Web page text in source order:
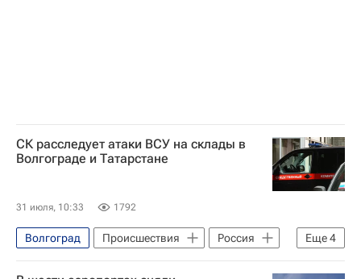
СК расследует атаки ВСУ на склады в
Волгограде и Татарстане
31 июля, 10:33 1792
Еще4
Волгоград Происшествия
Россия
Зеленодольск